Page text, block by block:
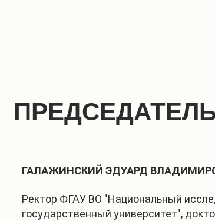
ГАЛАЖИНСКИЙ ЭДУАРД
Ректор ФГАУ ВО "Национальный
государственный университет",